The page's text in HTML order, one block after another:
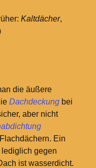
Kaltdächer,
die äußere
Dachdeckungbei
aber nicht
Ein
gegen
ist wasserdicht.